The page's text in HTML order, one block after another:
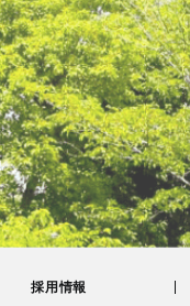
採用情報